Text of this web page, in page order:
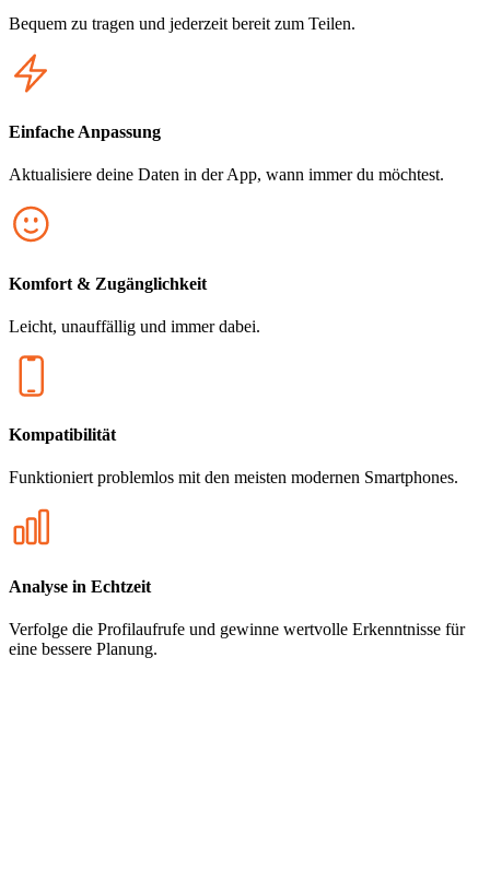
Bequem zu tragen und jederzeit bereit zum Teilen.
Einfache Anpassung
Aktualisiere deine Daten in der App, wann immer du möchtest.
Komfort & Zugänglichkeit
Leicht, unauffällig und immer dabei.
Kompatibilität
Funktioniert problemlos mit den meisten modernen Smartphones.
Analyse in Echtzeit
Verfolge die Profilaufrufe und gewinne wertvolle Erkenntnisse für
eine bessere Planung.